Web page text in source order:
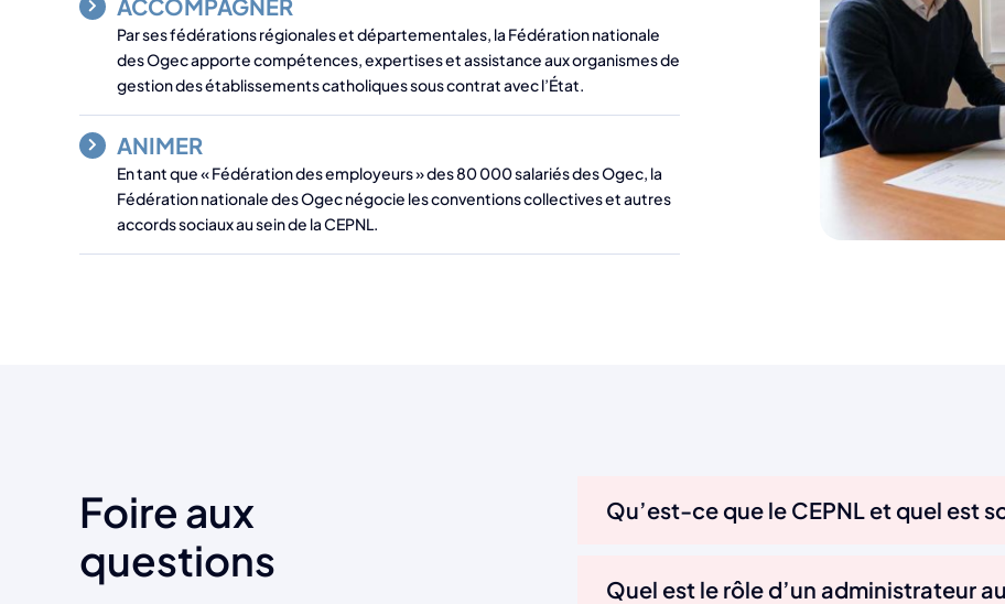
ACCOMPAGNER
Par ses fédérations régionales et départementales, la Fédération nationale
des Ogec apporte compétences, expertises et assistance aux organismes de
gestion des établissements catholiques sous contrat avec l’État.
ANIMER
En tant que « Fédération des employeurs » des 80 000 salariés des Ogec, la
Fédération nationale des Ogec négocie les conventions collectives et autres
accords sociaux au sein de la CEPNL.
Foire aux
questions
Qu’est-ce que le CEPNL et quel est
Quel est le rôle d’un administrateur